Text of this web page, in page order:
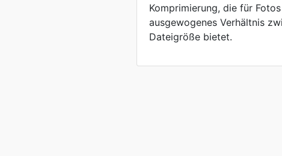
Komprimierung, die für
ausgewogenes Verhältnis
Dateigröße bietet.